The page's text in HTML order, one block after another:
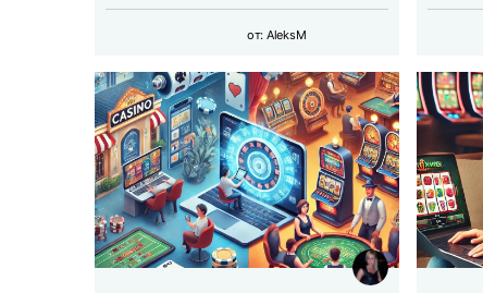
от: AleksM